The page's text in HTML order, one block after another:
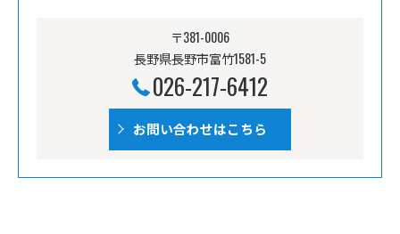
〒381-0006
長野県長野市富竹1581-5
026-217-6412
お問い合わせはこちら